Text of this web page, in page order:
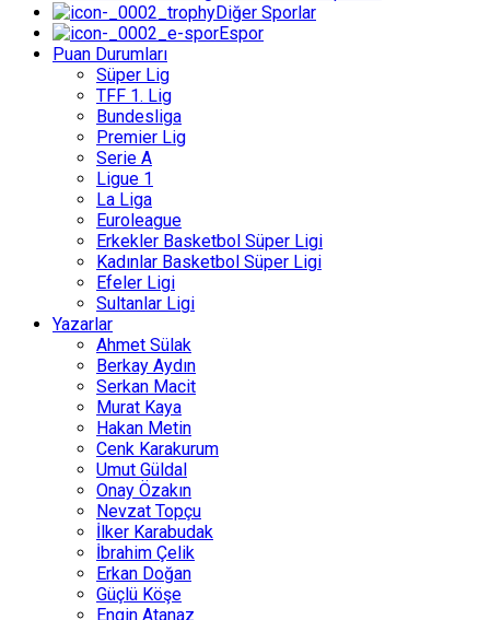
Diğer Sporlar
Espor
Puan Durumları
Süper Lig
TFF 1. Lig
Bundesliga
Premier Lig
Serie A
Ligue 1
La Liga
Euroleague
Erkekler Basketbol Süper Ligi
Kadınlar Basketbol Süper Ligi
Efeler Ligi
Sultanlar Ligi
Yazarlar
Ahmet Sülak
Berkay Aydın
Serkan Macit
Murat Kaya
Hakan Metin
Cenk Karakurum
Umut Güldal
Onay Özakın
Nevzat Topçu
İlker Karabudak
İbrahim Çelik
Erkan Doğan
Güçlü Köşe
Engin Atanaz